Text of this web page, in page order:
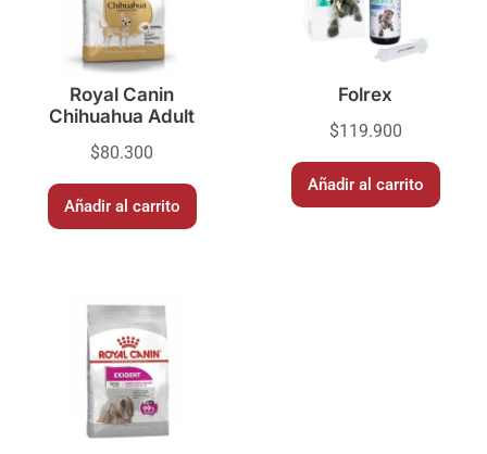
Royal Canin
Chihuahua Adult
$80.300
Añadir al carrito
Folrex
$119.900
Añadir al carrito